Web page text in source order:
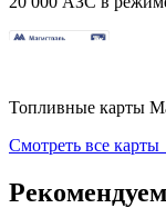
Топливные карты
Смотреть все